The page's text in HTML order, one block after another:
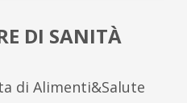
DI SANITÀ
di Alimenti&Salute